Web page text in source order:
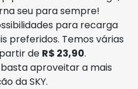
seu para sempre!
para recarga
preferidos. Temos várias
de R$ 23,90.
aproveitar a mais
da SKY.